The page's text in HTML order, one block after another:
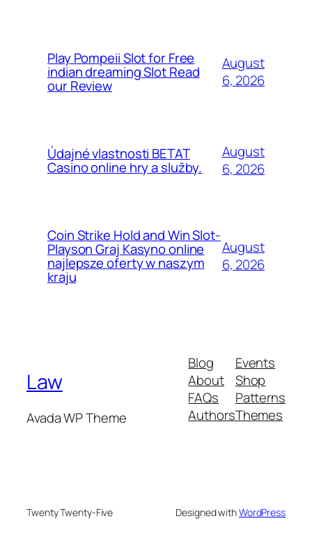
Play Pompeii Slot for Free
indian dreaming Slot Read
our Review
August
6, 2026
Údajné vlastnosti BETAT
Casino online hry a služby.
August
6, 2026
Coin Strike Hold and Win Slot-
Playson Graj Kasyno online
najlepsze oferty w naszym
kraju
August
6, 2026
Law
Avada WP Theme
Blog
About
FAQs
Authors
Events
Shop
Patterns
Themes
Twenty Twenty-Five Designed withWordPress